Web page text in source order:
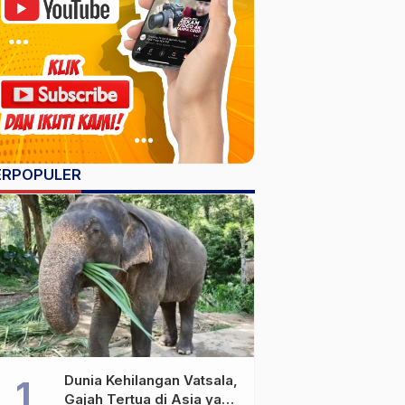
Dunia Kehilangan Vatsala,
Gajah Tertua di Asia yang